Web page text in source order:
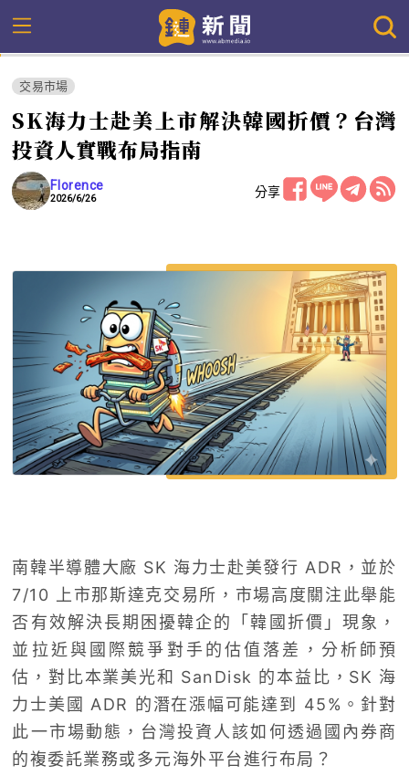
交易市場
SK海力士赴美上市解決韓國折價？台灣
投資人實戰布局指南
Florence
2026/6/26 分享
南韓半導體大廠 SK 海力士赴美發行 ADR，並於
7/10 上市那斯達克交易所，市場高度關注此舉能
否有效解決長期困擾韓企的「韓國折價」現象，
並拉近與國際競爭對手的估值落差，分析師預
估，對比本業美光和 SanDisk 的本益比，SK 海
力士美國 ADR 的潛在漲幅可能達到 45%。針對
此一市場動態，台灣投資人該如何透過國內券商
的複委託業務或多元海外平台進行布局？